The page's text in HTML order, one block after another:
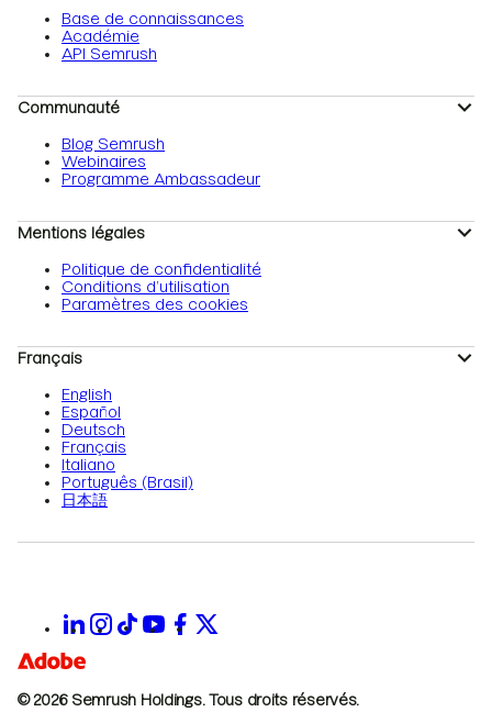
Base de connaissances
Académie
API Semrush
Communauté
Blog Semrush
Webinaires
Programme Ambassadeur
Mentions légales
Politique de confidentialité
Conditions d’utilisation
Paramètres des cookies
Français
English
Español
Deutsch
Français
Italiano
Português (Brasil)
日本語
© 2026 Semrush Holdings. Tous droits réservés.